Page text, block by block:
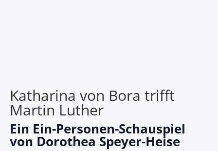
Katharina von Bora trifft
Martin Luther
Ein Ein-Personen-Schauspiel
von Dorothea Speyer-Heise